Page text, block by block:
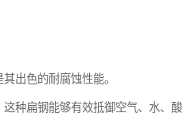
出色的耐腐蚀性能。
种扁钢能够有效抵御空气、水、酸